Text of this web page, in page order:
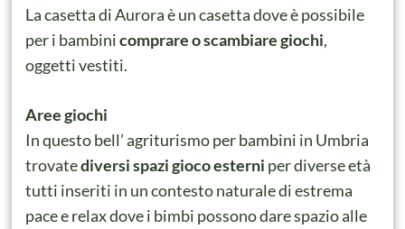
La casetta di Aurora è un casetta dove è possibile
per i bambinicomprare o scambiare giochi,
oggetti vestiti.
Aree giochi
In questo bell’ agriturismo per bambini in Umbria
trovatediversi spazi gioco esterni per diverse età
tutti inseriti in un contesto naturale di estrema
pace e relax dove i bimbi possono dare spazio alle